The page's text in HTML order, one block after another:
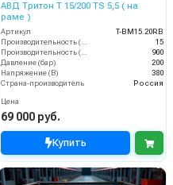
АВД Тритон Т 15/200 TS 5,5 ( на
раме )
Артикул
T-BM15.20RB
Производительность (л/мин)
15
Производительность (л/ч)
900
Давление (бар)
200
Напряжение (В)
380
Страна-производитель
Россия
Цена
69 000 руб.
Купить